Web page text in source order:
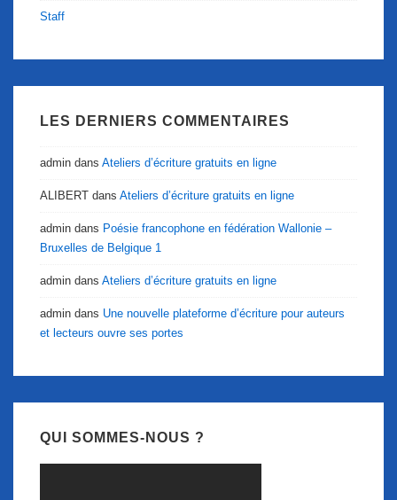
Staff
LES DERNIERS COMMENTAIRES
admin dans Ateliers d’écriture gratuits en ligne
ALIBERT dans Ateliers d’écriture gratuits en ligne
admin dans Poésie francophone en fédération Wallonie –
Bruxelles de Belgique 1
admin dans Ateliers d’écriture gratuits en ligne
admin dans Une nouvelle plateforme d’écriture pour auteurs
et lecteurs ouvre ses portes
QUI SOMMES-NOUS ?